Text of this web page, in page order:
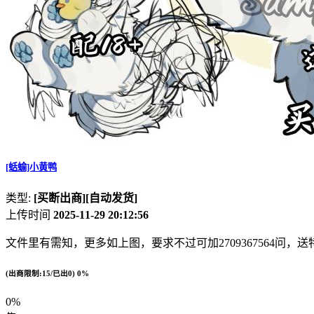
[蛞蝓]小黄鸭
类型: [买断出商][自动发货]
上传时间 2025-11-29 20:12:56
文件里有需知，更多如上图，要求不过可加2709367564问，送
(出商限制:15/已出0) 0%
0%